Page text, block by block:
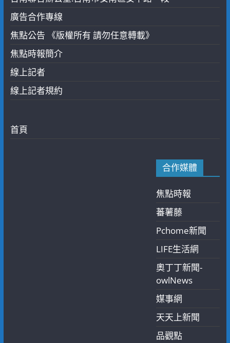
廣告合作專線
焦點公告 《版權所有 請勿任意轉載》
焦點時報簡介
線上記者
線上記者規約
首頁
合作媒體
焦點時報
蕃薯藤
Pchome新聞
LIFE生活網
奧丁丁新聞-
owlNews
媒事網
天天上新聞
品觀點